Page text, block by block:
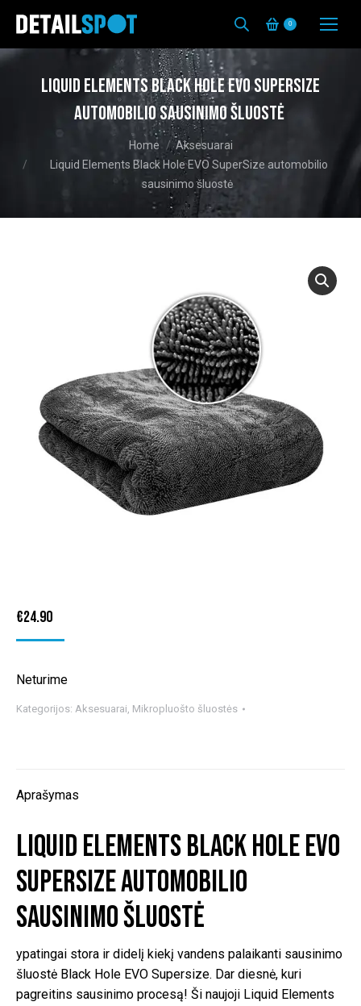
0
Liquid Elements Black Hole EVO SuperSize
automobilio sausinimo šluostė
You are here: Home
Aksesuarai
Liquid Elements Black Hole EVO SuperSize automobilio
sausinimo šluostė
€24.90
Neturime
Kategorijos: Aksesuarai, Mikropluošto šluostės
Aprašymas
Liquid Elements Black Hole EVO
SuperSize automobilio
sausinimo šluostė
ypatingai stora ir didelį kiekį vandens palaikanti sausinimo
šluostė Black Hole EVO Supersize. Dar diesnė, kuri
pagreitins sausinimo procesą! Ši naujoji Liquid Elements